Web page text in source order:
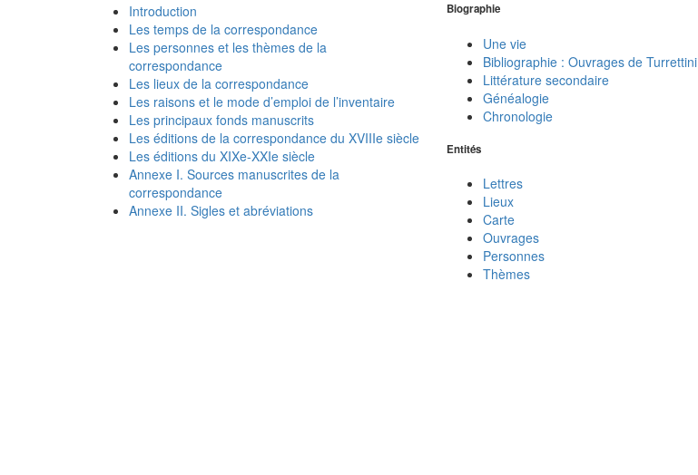
Introduction
Les temps de la correspondance
Les personnes et les thèmes de la
correspondance
Les lieux de la correspondance
Les raisons et le mode d’emploi de l’inventaire
Les principaux fonds manuscrits
Les éditions de la correspondance du XVIIIe siècle
Les éditions du XIXe-XXIe siècle
Annexe I. Sources manuscrites de la
correspondance
Annexe II. Sigles et abréviations
Biographie
Une vie
Bibliographie : Ouvrages de Turrettini
Littérature secondaire
Généalogie
Chronologie
Entités
Lettres
Lieux
Carte
Ouvrages
Personnes
Thèmes